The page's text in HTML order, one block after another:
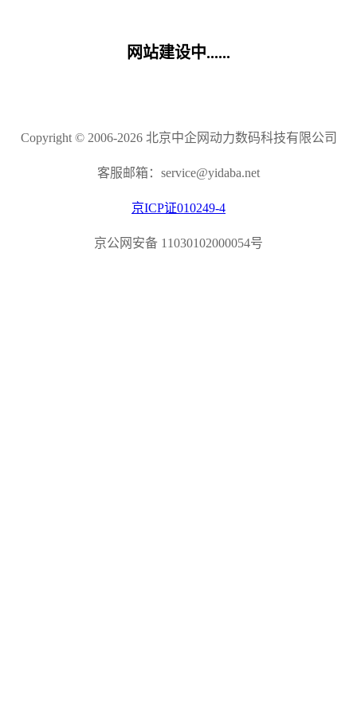
网站建设中......
Copyright © 2006-2026 北京中企网动力数码科技有限公司
客服邮箱：service@yidaba.net
京ICP证010249-4
京公网安备 11030102000054号